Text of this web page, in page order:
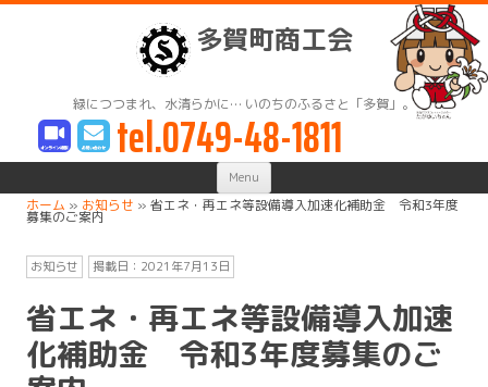
多賀町商工会
緑につつまれ、水清らかに… いのちのふるさと「多賀」。
tel.0749-48-1811
Menu Skip
content
ホーム » お知らせ » 省エネ・再エネ等設備導入加速化補助金 令和3年度
募集のご案内
お知らせ 掲載日： 2021年7月13日
省エネ・再エネ等設備導入加速
化補助金 令和3年度募集のご